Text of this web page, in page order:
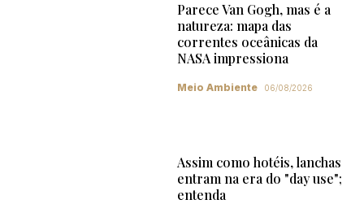
Parece Van Gogh, mas é a
natureza: mapa das
correntes oceânicas da
NASA impressiona
Meio Ambiente 06/08/2026
Assim como hotéis, lanchas
entram na era do "day use";
entenda